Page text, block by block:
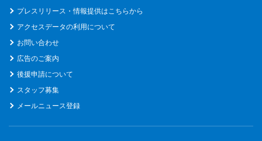
プレスリリース・情報提供はこちらから
アクセスデータの利用について
お問い合わせ
広告のご案内
後援申請について
スタッフ募集
メールニュース登録